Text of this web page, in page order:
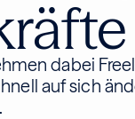
dabei
auf sich